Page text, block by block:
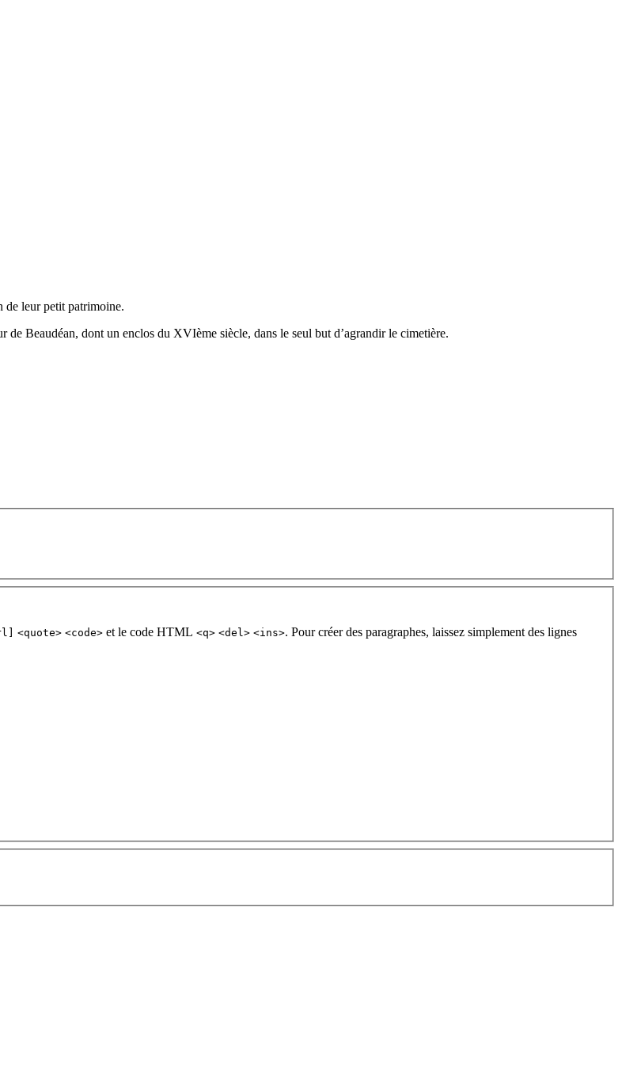
de leur petit patrimoine.
Beaudéan, dont un enclos du XVIème siècle, dans le seul but d’agrandir le cimetière.
<quote> <code> et le code HTML <q> <del> <ins>. Pour créer des paragraphes, laissez simplement des lignes